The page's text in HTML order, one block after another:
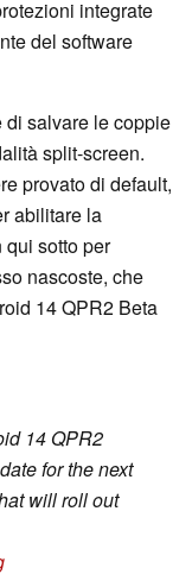
integrate
del software
di salvare le coppie
split-screen.
provato di default,
abilitare la
sotto per
nascoste, che
14 QPR2 Beta
14 QPR2
for the next
will roll out